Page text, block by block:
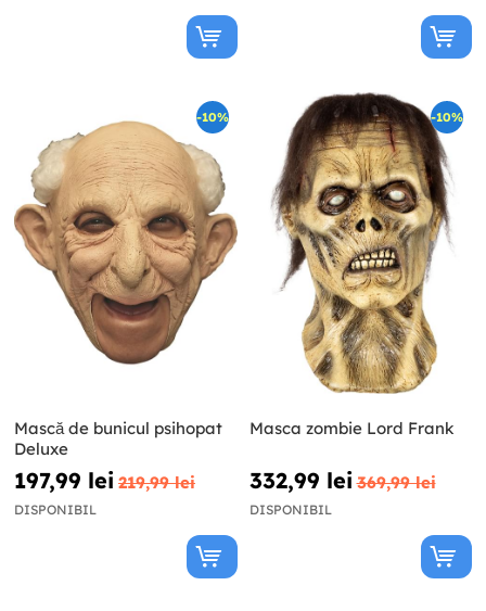
-10%
Mască de bunicul psihopat
Deluxe
197,99 lei 219,99 lei
DISPONIBIL
-10%
Masca zombie Lord Frank
332,99 lei 369,99 lei
DISPONIBIL